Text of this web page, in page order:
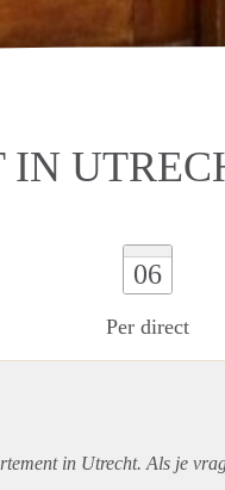
IN
06
Per direct
in Utrecht. Als je